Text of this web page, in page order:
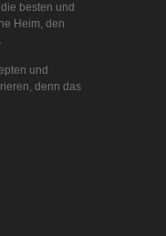
besten und
Heim, den
und
denn das